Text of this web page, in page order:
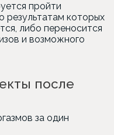
пройти
результатам которых
либо переносится
и возможного
после
за один